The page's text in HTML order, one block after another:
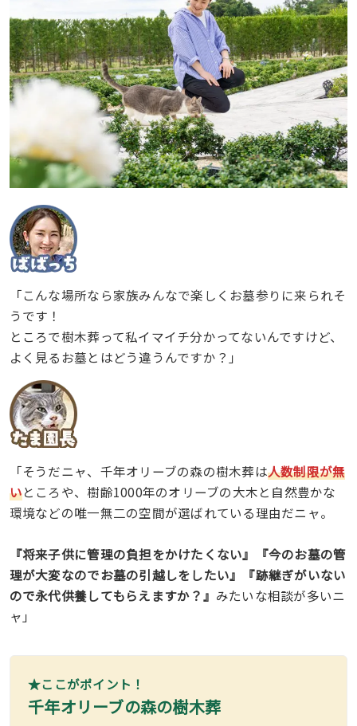
「こんな場所なら家族みんなで楽しくお墓参りに来られそ
うです！
ところで樹木葬って私イマイチ分かってないんですけど、
よく見るお墓とはどう違うんですか？」
「そうだニャ、千年オリーブの森の樹木葬は人数制限が無
いところや、樹齢1000年のオリーブの大木と自然豊かな
環境などの唯一無二の空間が選ばれている理由だニャ。
『将来子供に管理の負担をかけたくない』『今のお墓の管
理が大変なのでお墓の引越しをしたい』『跡継ぎがいない
ので永代供養してもらえますか？』 みたいな相談が多いニ
ャ」
★ここがポイント！
千年オリーブの森の樹木葬